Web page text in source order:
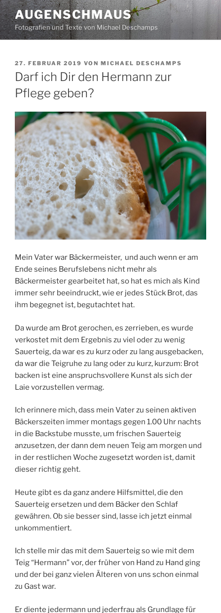
Zum
Inhalt
springen
AUGENSCHMAUS
Fotografien und Texte von Michael Deschamps
VERÖFFENTLICHT
AM
27. FEBRUAR 2019 VON MICHAEL DESCHAMPS
Darf ich Dir den Hermann zur
Pflege geben?
Mein Vater war Bäckermeister, und auch wenn er am
Ende seines Berufslebens nicht mehr als
Bäckermeister gearbeitet hat, so hat es mich als Kind
immer sehr beeindruckt, wie er jedes Stück Brot, das
ihm begegnet ist, begutachtet hat.
Da wurde am Brot gerochen, es zerrieben, es wurde
verkostet mit dem Ergebnis zu viel oder zu wenig
Sauerteig, da war es zu kurz oder zu lang ausgebacken,
da war die Teigruhe zu lang oder zu kurz, kurzum: Brot
backen ist eine anspruchsvollere Kunst als sich der
Laie vorzustellen vermag.
Ich erinnere mich, dass mein Vater zu seinen aktiven
Bäckerszeiten immer montags gegen 1.00 Uhr nachts
in die Backstube musste, um frischen Sauerteig
anzusetzen, der dann dem neuen Teig am morgen und
in der restlichen Woche zugesetzt worden ist, damit
dieser richtig geht.
Heute gibt es da ganz andere Hilfsmittel, die den
Sauerteig ersetzen und dem Bäcker den Schlaf
gewähren. Ob sie besser sind, lasse ich jetzt einmal
unkommentiert.
Ich stelle mir das mit dem Sauerteig so wie mit dem
Teig “Hermann” vor, der früher von Hand zu Hand ging
und der bei ganz vielen Älteren von uns schon einmal
zu Gast war.
Er diente jedermann und jederfrau als Grundlage für